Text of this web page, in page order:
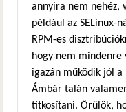
annyira nem nehéz,
például az SELinux-
RPM-es
hogy nem mindenre
igazán működik jól
Ámbár talán
titkosítani. Örülök,